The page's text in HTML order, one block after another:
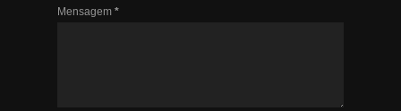
Mensagem *